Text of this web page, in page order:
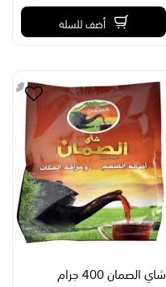
أضف للسلة
شاي الصمان 400 جرام